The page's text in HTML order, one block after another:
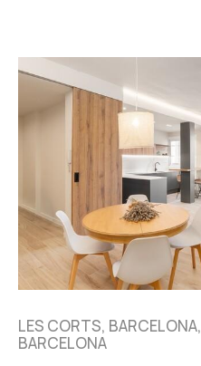
LES CORTS, BARCELONA,
BARCELONA